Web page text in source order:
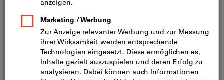
16
Wollen Sie mehrere Varianten gleichzeitig bestellen?
Zur Schnellerfassung